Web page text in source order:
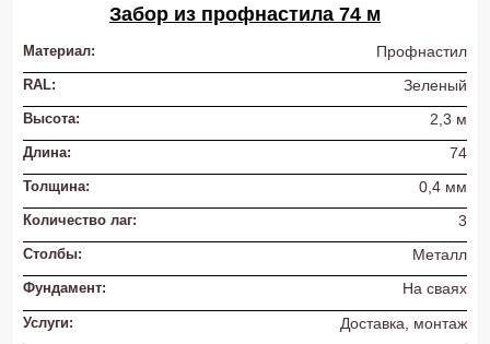
Забор из профнастила 74 м
Материал: Профнастил
RAL: Зеленый
Высота: 2,3 м
Длина: 74
Толщина: 0,4 мм
Количество лаг: 3
Столбы: Металл
Фундамент: На сваях
Услуги: Доставка, монтаж